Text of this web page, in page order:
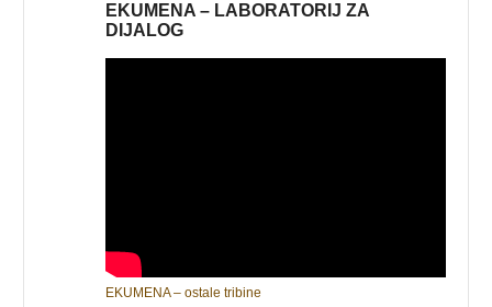
EKUMENA – LABORATORIJ ZA
DIJALOG
EKUMENA – ostale tribine